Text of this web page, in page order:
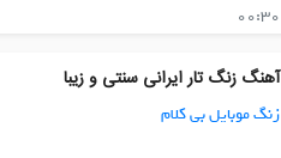
00:30
آهنگ زنگ تار ایرانی سنتی و زیبا
زنگ موبایل بی کلام